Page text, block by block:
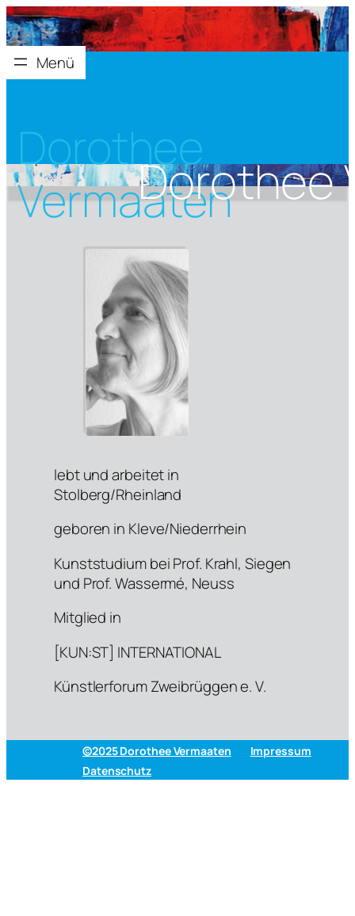
Dorothee
Vermaaten
lebt und arbeitet in
Stolberg/Rheinland
geboren in Kleve/Niederrhein
Kunststudium bei Prof. Krahl, Siegen
und Prof. Wassermé, Neuss
Mitglied in
[KUN:ST] INTERNATIONAL
Künstlerforum Zweibrüggen e. V.
©2025 Dorothee Vermaaten
Impressum
Datenschutz